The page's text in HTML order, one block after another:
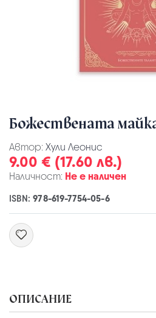
Божествената
Автор: Хули Леонис
9.00 € (17.60 лв.)
Наличност: Не е наличен
ISBN:978-619-7754-05-6
ОПИСАНИЕ